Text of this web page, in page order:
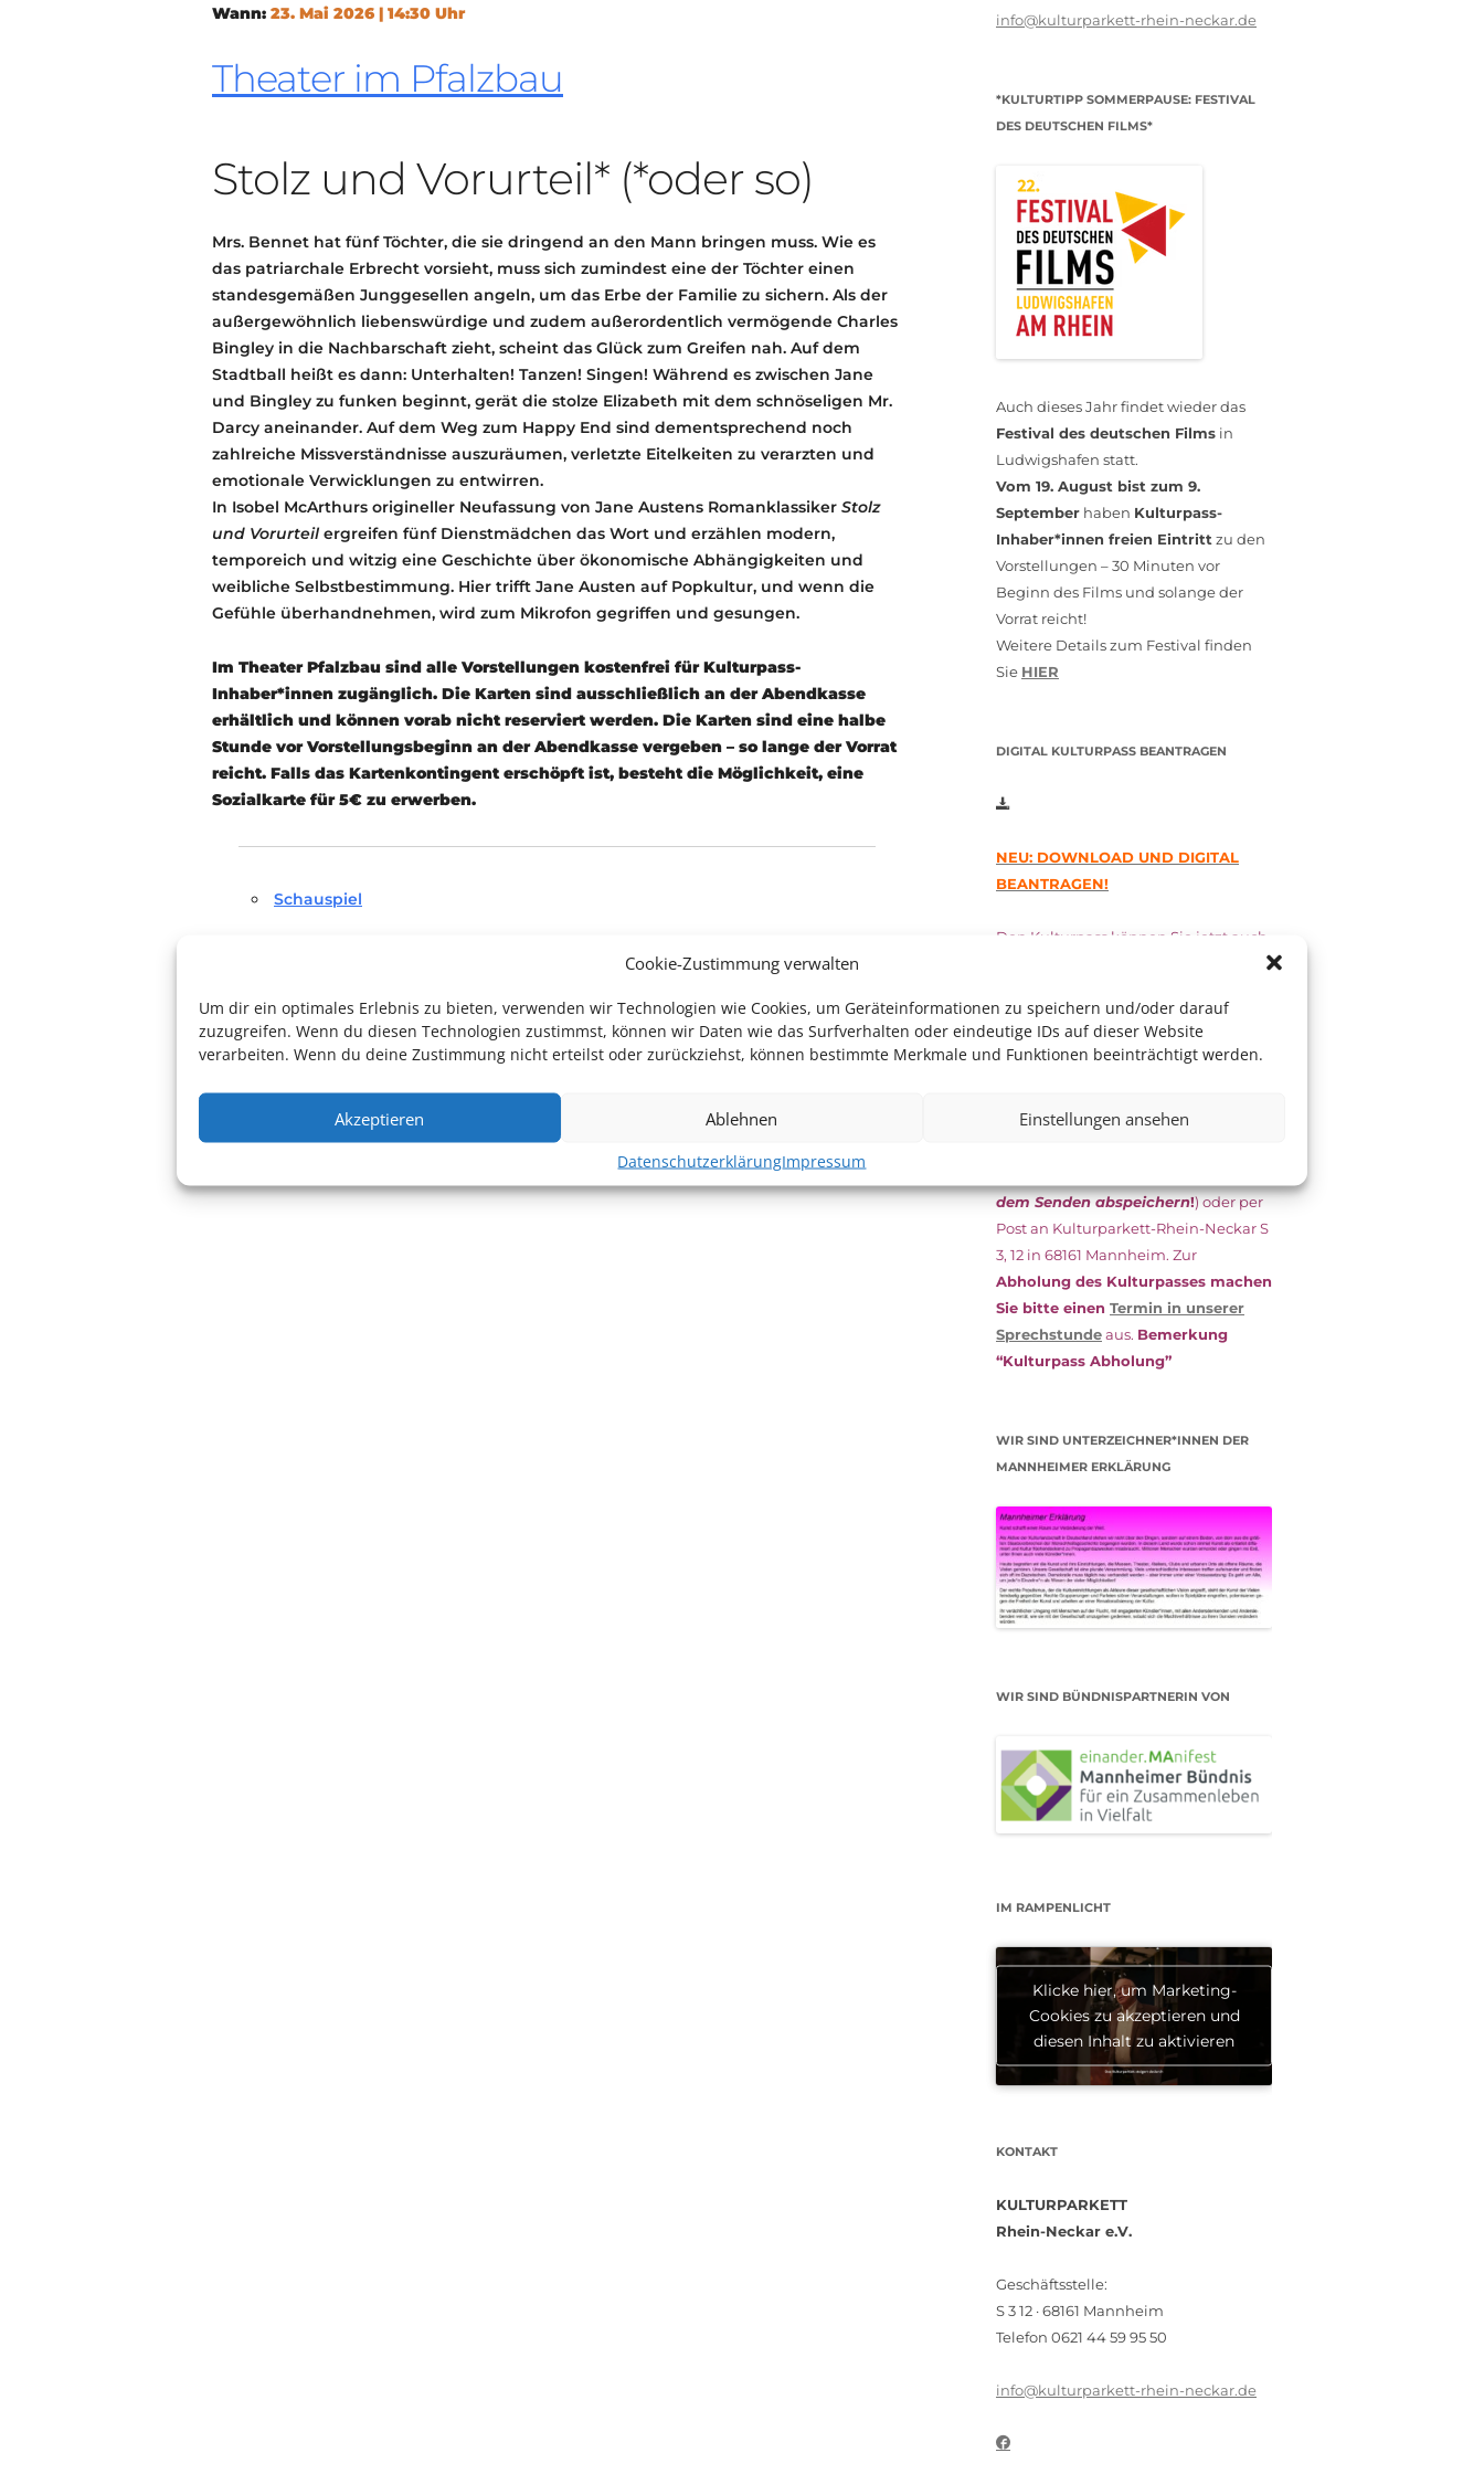
Cookie-Zustimmung verwalten
Um dir ein optimales Erlebnis zu bieten, verwenden wir Technologien wie Cookies, um Geräteinformationen zu speichern und/oder darauf
zuzugreifen. Wenn du diesen Technologien zustimmst, können wir Daten wie das Surfverhalten oder eindeutige IDs auf dieser Website
verarbeiten. Wenn du deine Zustimmung nicht erteilst oder zurückziehst, können bestimmte Merkmale und Funktionen beeinträchtigt werden.
Akzeptieren Ablehnen Einstellungen ansehen
DatenschutzerklärungImpressum
TRANSPARENZ
Wann: 23. Mai 2026 | 14:30 Uhr
Theater im Pfalzbau
Stolz und Vorurteil* (*oder so)
Mrs. Bennet hat fünf Töchter, die sie dringend an den Mann bringen muss. Wie es
das patriarchale Erbrecht vorsieht, muss sich zumindest eine der Töchter einen
standesgemäßen Junggesellen angeln, um das Erbe der Familie zu sichern. Als der
außergewöhnlich liebenswürdige und zudem außerordentlich vermögende Charles
Bingley in die Nachbarschaft zieht, scheint das Glück zum Greifen nah. Auf dem
Stadtball heißt es dann: Unterhalten! Tanzen! Singen! Während es zwischen Jane
und Bingley zu funken beginnt, gerät die stolze Elizabeth mit dem schnöseligen Mr.
Darcy aneinander. Auf dem Weg zum Happy End sind dementsprechend noch
zahlreiche Missverständnisse auszuräumen, verletzte Eitelkeiten zu verarzten und
emotionale Verwicklungen zu entwirren.
In Isobel McArthurs origineller Neufassung von Jane Austens Romanklassiker Stolz
und Vorurteil ergreifen fünf Dienstmädchen das Wort und erzählen modern,
temporeich und witzig eine Geschichte über ökonomische Abhängigkeiten und
weibliche Selbstbestimmung. Hier trifft Jane Austen auf Popkultur, und wenn die
Gefühle überhandnehmen, wird zum Mikrofon gegriffen und gesungen.
Im Theater Pfalzbau sind alle Vorstellungen kostenfrei für Kulturpass-
Inhaber*innen zugänglich. Die Karten sind ausschließlich an der Abendkasse
erhältlich und können vorab nicht reserviert werden. Die Karten sind eine halbe
Stunde vor Vorstellungsbeginn an der Abendkasse vergeben – so lange der Vorrat
reicht. Falls das Kartenkontingent erschöpft ist, besteht die Möglichkeit, eine
Sozialkarte für 5€ zu erwerben.
Schauspiel
info@kulturparkett-rhein-neckar.de
*KULTURTIPP SOMMERPAUSE: FESTIVAL
DES DEUTSCHEN FILMS*
Auch dieses Jahr findet wieder das
Festival des deutschen Films in
Ludwigshafen statt.
Vom 19. August bist zum 9.
September haben Kulturpass-
Inhaber*innen freien Eintritt zu den
Vorstellungen – 30 Minuten vor
Beginn des Films und solange der
Vorrat reicht!
Weitere Details zum Festival finden
Sie HIER
DIGITAL KULTURPASS BEANTRAGEN
NEU: DOWNLOAD UND DIGITAL
BEANTRAGEN!
Den Kulturpass können Sie jetzt auch
esunterschriebenzusammen mit
dem aktuellen
(Bürgergeld/
das Kulturparkett zurück: Per E-Mail
dem Senden abspeichern!) oder per
Post an Kulturparkett-Rhein-Neckar S
3, 12 in 68161 Mannheim. Zur
Abholung des Kulturpasses machen
Sie bitte einen Termin in unserer
Sprechstundeaus. Bemerkung
“Kulturpass Abholung”
WIR SIND UNTERZEICHNER*INNEN DER
MANNHEIMER ERKLÄRUNG
WIR SIND BÜNDNISPARTNERIN VON
IM RAMPENLICHT
Klicke hier, um Marketing-
Cookies zu akzeptieren und
diesen Inhalt zu aktivieren
KONTAKT
KULTURPARKETT
Rhein-Neckar e.V.
Geschäftsstelle:
S 3 12 · 68161 Mannheim
Telefon 0621 44 59 95 50
info@kulturparkett-rhein-neckar.de